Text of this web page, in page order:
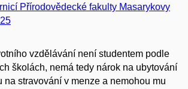
Přírodovědecké fakulty Masarykovy
vzdělávání není studentem podle
školách, nemá tedy nárok na ubytování
na stravování v menze a nemohou mu